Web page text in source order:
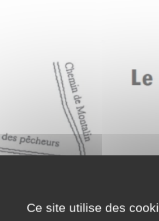
Ce site utilise des